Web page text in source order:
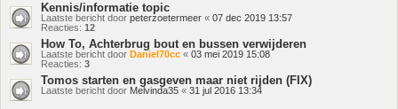
Kennis/informatie topic
Laatste bericht door peterzoetermeer « 07 dec 2019 13:57
Reacties: 12
How To, Achterbrug bout en bussen verwijderen
Laatste bericht door Daniel70cc « 03 mei 2019 15:08
Reacties: 3
Tomos starten en gasgeven maar niet rijden (FIX)
Laatste bericht door Melvinda35 « 31 jul 2016 13:34